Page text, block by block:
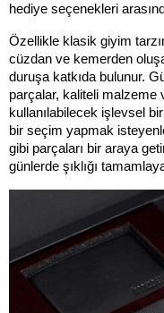
hediye seçenekleri
Özellikle klasik giyim
cüzdan ve kemerden
duruşa katkıda bulunur.
parçalar, kaliteli malzeme
kullanılabilecek işlevsel
bir seçim yapmak
gibi parçaları bir araya
günlerde şıklığı